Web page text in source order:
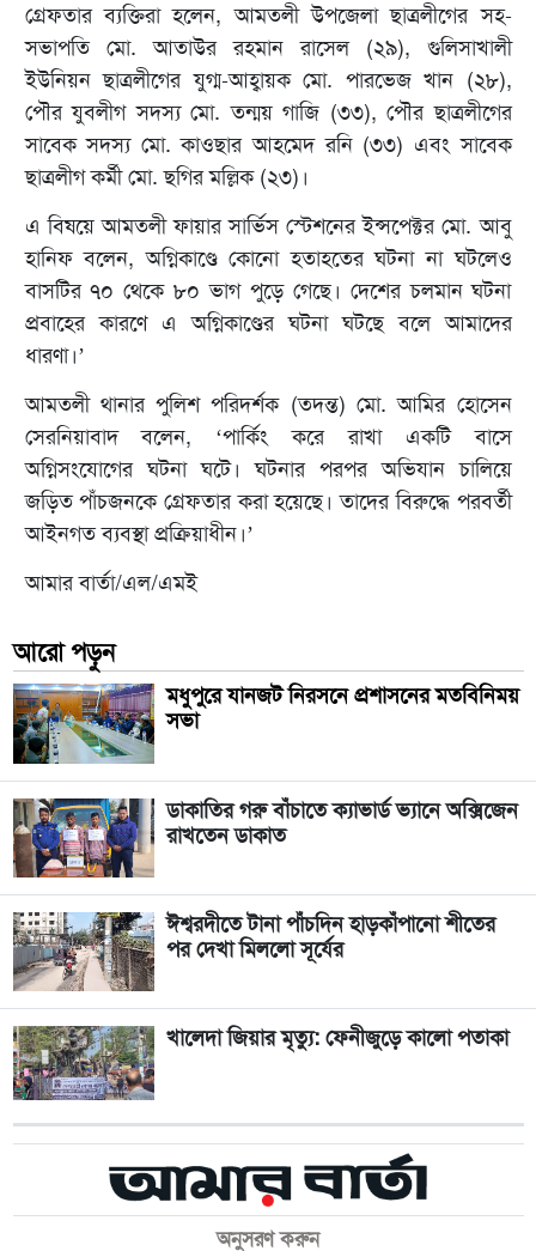
গ্রেফতার ব্যক্তিরা হলেন, আমতলী উপজেলা ছাত্রলীগের সহ-
সভাপতি মো. আতাউর রহমান রাসেল (২৯), গুলিসাখালী
ইউনিয়ন ছাত্রলীগের যুগ্ম-আহ্বায়ক মো. পারভেজ খান (২৮),
পৌর যুবলীগ সদস্য মো. তন্ময় গাজি (৩৩), পৌর ছাত্রলীগের
সাবেক সদস্য মো. কাওছার আহমেদ রনি (৩৩) এবং সাবেক
ছাত্রলীগ কর্মী মো. ছগির মল্লিক (২৩)।
এ বিষয়ে আমতলী ফায়ার সার্ভিস স্টেশনের ইন্সপেক্টর মো. আবু
হানিফ বলেন, অগ্নিকাণ্ডে কোনো হতাহতের ঘটনা না ঘটলেও
বাসটির ৭০ থেকে ৮০ ভাগ পুড়ে গেছে। দেশের চলমান ঘটনা
প্রবাহের কারণে এ অগ্নিকাণ্ডের ঘটনা ঘটছে বলে আমাদের
ধারণা।’
আমতলী থানার পুলিশ পরিদর্শক (তদন্ত) মো. আমির হোসেন
সেরনিয়াবাদ বলেন, ‘পার্কিং করে রাখা একটি বাসে
অগ্নিসংযোগের ঘটনা ঘটে। ঘটনার পরপর অভিযান চালিয়ে
জড়িত পাঁচজনকে গ্রেফতার করা হয়েছে। তাদের বিরুদ্ধে পরবর্তী
আইনগত ব্যবস্থা প্রক্রিয়াধীন।’
আমার বার্তা/এল/এমই
আরো পড়ুন
মধুপুরে যানজট নিরসনে প্রশাসনের মতবিনিময়
সভা
ডাকাতির গরু বাঁচাতে ক্যাভার্ড ভ্যানে অক্সিজেন
রাখতেন ডাকাত
ঈশ্বরদীতে টানা পাঁচদিন হাড়কাঁপানো শীতের
পর দেখা মিললো সূর্যের
খালেদা জিয়ার মৃত্যু: ফেনীজুড়ে কালো পতাকা
অনুসরণ করুন